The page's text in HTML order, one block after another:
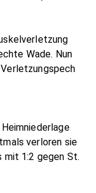
Wade. Nun
verloren sie
mit 1:2 gegen St.